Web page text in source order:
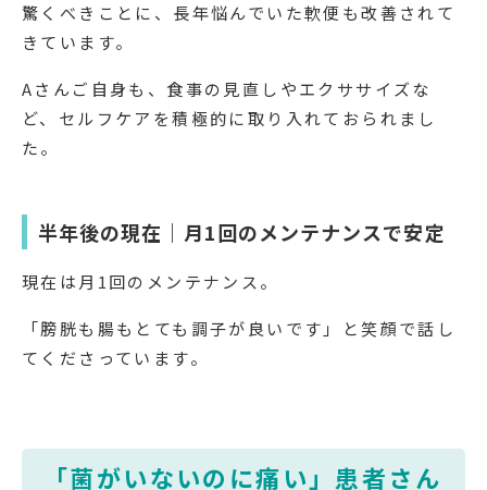
驚くべきことに、長年悩んでいた軟便も改善されて
きています。
Aさんご自身も、食事の見直しやエクササイズな
ど、セルフケアを積極的に取り入れておられまし
た。
半年後の現在｜月1回のメンテナンスで安定
現在は月1回のメンテナンス。
「膀胱も腸もとても調子が良いです」と笑顔で話し
てくださっています。
「菌がいないのに痛い」患者さん